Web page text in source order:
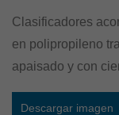
Clasificadores
en polipropileno
apaisado y con
Descargar imagen